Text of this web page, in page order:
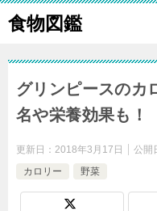
食物図鑑
グリンピースのカ
名や栄養効果も！
更新日： 2018年3月17日 公開
カロリー
野菜